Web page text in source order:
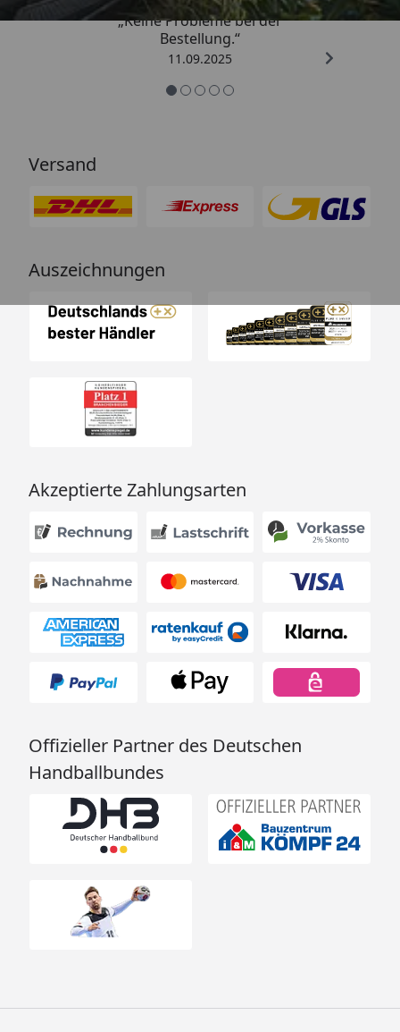
„Keine Probleme bei der
Bestellung.“
11.09.2025
Versand
Auszeichnungen
Akzeptierte Zahlungsarten
Offizieller Partner des Deutschen
Handballbundes